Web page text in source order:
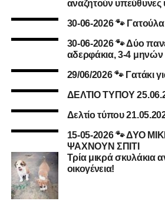
αναζητούν υπεύθυνες
30-06-2026 🐾 Γατούλα
30-06-2026 🐾 Δύο
αδερφάκια, 3-4 μηνών
29/06/2026 🐾 Γατάκι
ΔΕΛΤΙΟ ΤΥΠΟΥ
Δελτίο τύπου
15-05-2026 🐾 ΔΥΟ
ΨΑΧΝΟΥΝ ΣΠΙΤΙ
Τρία μικρά σκυλάκια
οικογένεια!